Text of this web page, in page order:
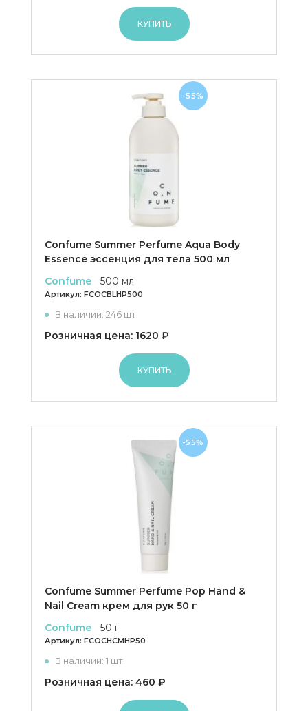
КУПИТЬ
Confume Summer Perfume Aqua Body
Essence эссенция для тела 500 мл
Confume
500 мл
Артикул: FCOCBLHP500
В наличии: 246 шт.
Розничная цена: 1620 ₽
КУПИТЬ
-55%
Confume Summer Perfume Pop Hand &
Nail Cream крем для рук 50 г
Confume
50 г
Артикул: FCOCHCMHP50
В наличии: 1 шт.
Розничная цена: 460 ₽
-55%